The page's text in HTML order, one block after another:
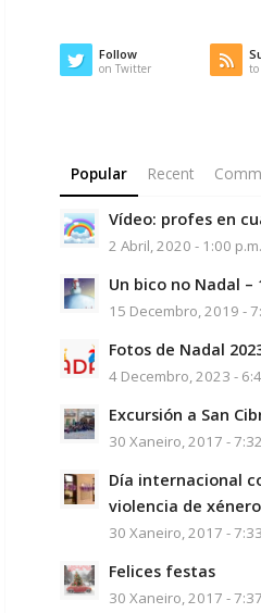
Follow
on Twitter to
Popular Recent
Vídeo: profes en
2 Abril, 2020 - 1:00 p.m.
Un bico no Nadal –
15 Decembro, 2019 -
Fotos de Nadal
4 Decembro, 2023 -
Excursión a San
30 Xaneiro, 2017 -
Día internacional
violencia de xénero
30 Xaneiro, 2017 -
Felices festas
30 Xaneiro, 2017 -